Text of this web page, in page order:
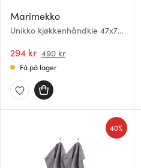
Marimekko
Unikko kjøkkenhåndkle 47x70
294 kr 490 kr
Få på lager
40%